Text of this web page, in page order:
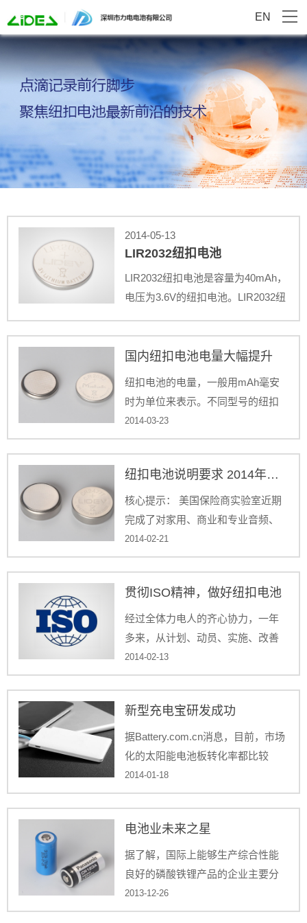
EN
2014-05-13
LIR2032纽扣电池
LIR2032纽扣电池是容量为40mAh，
电压为3.6V的纽扣电池。LIR2032纽
40mA，充电电流要求为恒流8mA。
国内纽扣电池电量大幅提升
纽扣电池的电量，一般用mAh毫安
时为单位来表示。不同型号的纽扣
电池，因为型号规格尺寸不同，所
以纽扣电池的电量也不尽相同。
2014-03-23
纽扣电池说明要求 2014年新标准生效
核心提示： 美国保险商实验室近期
完成了对家用、商业和专业音频、
视频产品UL 60065标准的最新修
订，修订内容通过标准附件I的形式
2014-02-21
贯彻ISO精神，做好纽扣电池
经过全体力电人的齐心协力，一年
多来，从计划、动员、实施、改善
到一步步的落实着ISO9001体系的各
项标准，功夫不负有心人，终于在
ISO9001（2008）体系的认证。
2014-02-13
新型充电宝研发成功
据Battery.com.cn消息，目前，市场
化的太阳能电池板转化率都比较
低，而转化效率高的太阳能电池板
面积太大且过于笨重又不易携带，
高，我们几乎很难能够找到可以同
时满足这两种优势的太阳能充电
宝。
2014-01-18
电池业未来之星
据了解，国际上能够生产综合性能
良好的磷酸铁锂产品的企业主要分
布在美国和加拿大，但国外供应商
为追求更高的附加值不愿意向国内
2013-12-26